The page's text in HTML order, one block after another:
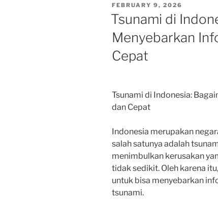
POSTED
ON
FEBRUARY 9, 2026
Tsunami di
Menyebarkan
Cepat
Tsunami di Indonesia:
dan Cepat
Indonesia merupakan
salah satunya adalah
menimbulkan kerusakan
tidak sedikit. Oleh karena
untuk bisa menyebarkan
tsunami.